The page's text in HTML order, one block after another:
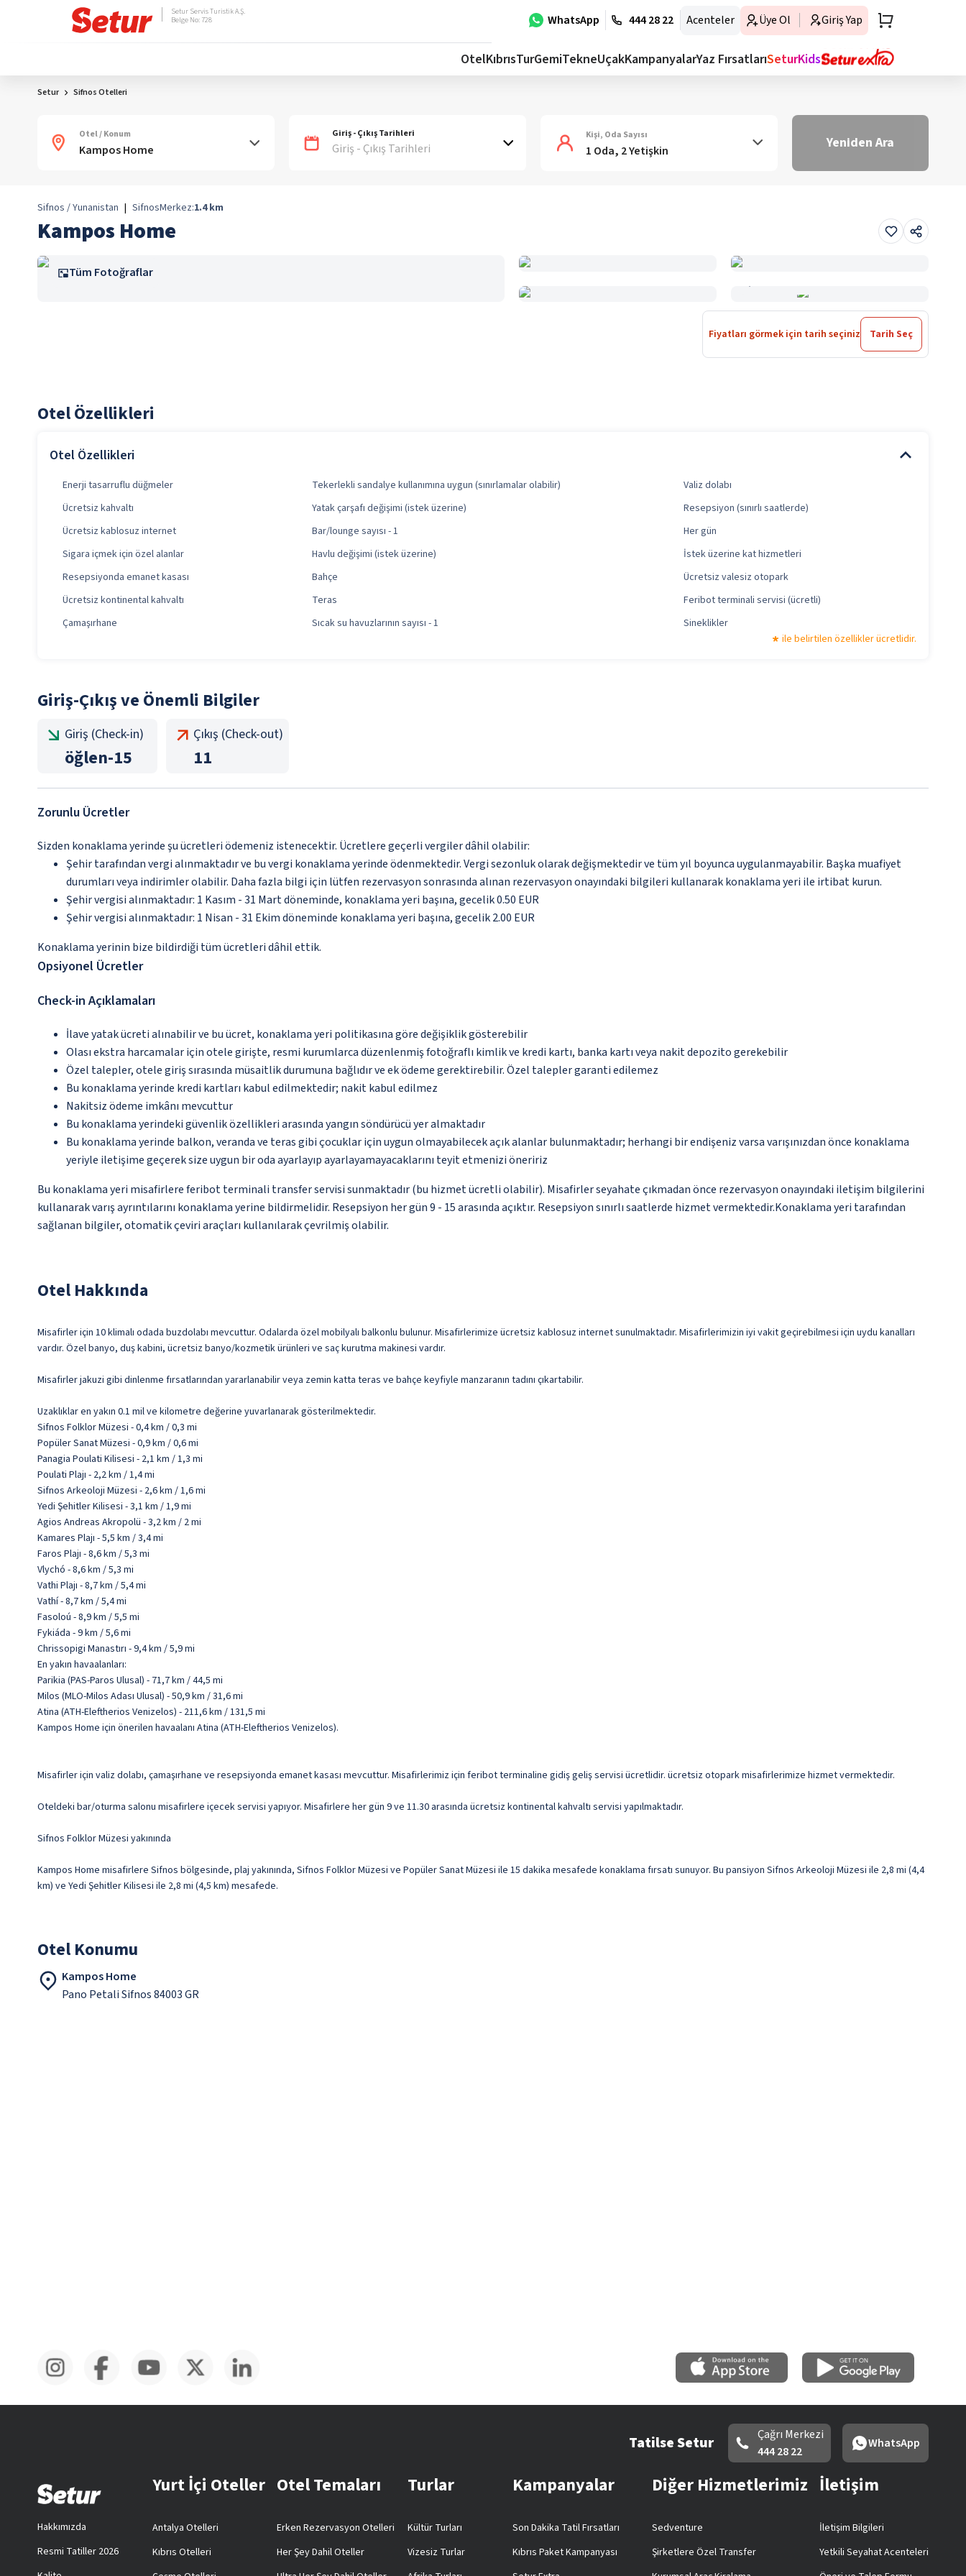
WhatsApp 444 28 22 Acenteler Üye Ol Giriş Yap
Setur Servis Turistik A.Ş.
Belge No: 728
OtelKıbrısTurGemiTekneUçakKampanyalarYaz FırsatlarıSeturKids
Setur Sifnos Otelleri
Otel / Konum Giriş - Çıkış Tarihleri
Giriş - Çıkış Tarihleri
Kişi, Oda Sayısı
1 Oda, 2 Yetişkin Yeniden Ara
Sifnos / Yunanistan | SifnosMerkez:1.4 km
Kampos Home
Tüm Fotoğraflar
Fiyatları görmek için tarih seçiniz Tarih Seç
Otel Özellikleri
Otel Özellikleri
Enerji tasarruflu düğmeler Tekerlekli sandalye kullanımına uygun (sınırlamalar olabilir)
Valiz dolabı
Ücretsiz kahvaltı
Yatak çarşafı değişimi (istek üzerine)
Resepsiyon (sınırlı saatlerde)
Ücretsiz kablosuz internet
Bar/lounge sayısı - 1
Her gün
Sigara içmek için özel alanlar
Havlu değişimi (istek üzerine)
İstek üzerine kat hizmetleri
Resepsiyonda emanet kasası
Bahçe
Ücretsiz valesiz otopark
Ücretsiz kontinental kahvaltı
Teras
Feribot terminali servisi (ücretli)
Çamaşırhane
Sıcak su havuzlarının sayısı - 1
Sineklikler
ile belirtilen özellikler ücretlidir.
Giriş-Çıkış ve Önemli Bilgiler
Giriş (Check-in)
öğlen-15
Çıkış (Check-out)
11
Zorunlu Ücretler
Sizden konaklama yerinde şu ücretleri ödemeniz istenecektir. Ücretlere geçerli vergiler dâhil olabilir:
Şehir tarafından vergi alınmaktadır ve bu vergi konaklama yerinde ödenmektedir. Vergi sezonluk olarak değişmektedir ve tüm yıl boyunca uygulanmayabilir. Başka muafiyet
durumları veya indirimler olabilir. Daha fazla bilgi için lütfen rezervasyon sonrasında alınan rezervasyon onayındaki bilgileri kullanarak konaklama yeri ile irtibat kurun.
Şehir vergisi alınmaktadır: 1 Kasım - 31 Mart döneminde, konaklama yeri başına, gecelik 0.50 EUR
Şehir vergisi alınmaktadır: 1 Nisan - 31 Ekim döneminde konaklama yeri başına, gecelik 2.00 EUR
Konaklama yerinin bize bildirdiği tüm ücretleri dâhil ettik.
Opsiyonel Ücretler
Check-in Açıklamaları
İlave yatak ücreti alınabilir ve bu ücret, konaklama yeri politikasına göre değişiklik gösterebilir
Olası ekstra harcamalar için otele girişte, resmi kurumlarca düzenlenmiş fotoğraflı kimlik ve kredi kartı, banka kartı veya nakit depozito gerekebilir
Özel talepler, otele giriş sırasında müsaitlik durumuna bağlıdır ve ek ödeme gerektirebilir. Özel talepler garanti edilemez
Bu konaklama yerinde kredi kartları kabul edilmektedir; nakit kabul edilmez
Nakitsiz ödeme imkânı mevcuttur
Bu konaklama yerindeki güvenlik özellikleri arasında yangın söndürücü yer almaktadır
Bu konaklama yerinde balkon, veranda ve teras gibi çocuklar için uygun olmayabilecek açık alanlar bulunmaktadır; herhangi bir endişeniz varsa varışınızdan önce konaklama
yeriyle iletişime geçerek size uygun bir oda ayarlayıp ayarlayamayacaklarını teyit etmenizi öneririz
Bu konaklama yeri misafirlere feribot terminali transfer servisi sunmaktadır (bu hizmet ücretli olabilir). Misafirler seyahate çıkmadan önce rezervasyon onayındaki iletişim bilgilerini
kullanarak varış ayrıntılarını konaklama yerine bildirmelidir. Resepsiyon her gün 9 - 15 arasında açıktır. Resepsiyon sınırlı saatlerde hizmet vermektedir.Konaklama yeri tarafından
sağlanan bilgiler, otomatik çeviri araçları kullanılarak çevrilmiş olabilir.
Otel Hakkında
Misafirler için 10 klimalı odada buzdolabı mevcuttur. Odalarda özel mobilyalı balkonlu bulunur. Misafirlerimize ücretsiz kablosuz internet sunulmaktadır. Misafirlerimizin iyi vakit geçirebilmesi için uydu kanalları
vardır. Özel banyo, duş kabini, ücretsiz banyo/kozmetik ürünleri ve saç kurutma makinesi vardır.
Misafirler jakuzi gibi dinlenme fırsatlarından yararlanabilir veya zemin katta teras ve bahçe keyfiyle manzaranın tadını çıkartabilir.
Uzaklıklar en yakın 0.1 mil ve kilometre değerine yuvarlanarak gösterilmektedir.
Sifnos Folklor Müzesi - 0,4 km / 0,3 mi
Popüler Sanat Müzesi - 0,9 km / 0,6 mi
Panagia Poulati Kilisesi - 2,1 km / 1,3 mi
Poulati Plajı - 2,2 km / 1,4 mi
Sifnos Arkeoloji Müzesi - 2,6 km / 1,6 mi
Yedi Şehitler Kilisesi - 3,1 km / 1,9 mi
Agios Andreas Akropolü - 3,2 km / 2 mi
Kamares Plajı - 5,5 km / 3,4 mi
Faros Plajı - 8,6 km / 5,3 mi
Vlychó - 8,6 km / 5,3 mi
Vathi Plajı - 8,7 km / 5,4 mi
Vathí - 8,7 km / 5,4 mi
Fasoloú - 8,9 km / 5,5 mi
Fykiáda - 9 km / 5,6 mi
Chrissopigi Manastırı - 9,4 km / 5,9 mi
En yakın havaalanları:
Parikia (PAS-Paros Ulusal) - 71,7 km / 44,5 mi
Milos (MLO-Milos Adası Ulusal) - 50,9 km / 31,6 mi
Atina (ATH-Eleftherios Venizelos) - 211,6 km / 131,5 mi
Kampos Home için önerilen havaalanı Atina (ATH-Eleftherios Venizelos).
Misafirler için valiz dolabı, çamaşırhane ve resepsiyonda emanet kasası mevcuttur. Misafirlerimiz için feribot terminaline gidiş geliş servisi ücretlidir. ücretsiz otopark misafirlerimize hizmet vermektedir.
Oteldeki bar/oturma salonu misafirlere içecek servisi yapıyor. Misafirlere her gün 9 ve 11.30 arasında ücretsiz kontinental kahvaltı servisi yapılmaktadır.
Sifnos Folklor Müzesi yakınında
Kampos Home misafirlere Sifnos bölgesinde, plaj yakınında, Sifnos Folklor Müzesi ve Popüler Sanat Müzesi ile 15 dakika mesafede konaklama fırsatı sunuyor. Bu pansiyon Sifnos Arkeoloji Müzesi ile 2,8 mi (4,4
km) ve Yedi Şehitler Kilisesi ile 2,8 mi (4,5 km) mesafede.
Otel Konumu
Kampos Home
Pano Petali Sifnos 84003 GR
Tatilse Setur
Çağrı Merkezi
444 28 22
WhatsApp
Hakkımızda
Resmi Tatiller 2026
Yurt İçi Oteller
Antalya Otelleri
Kıbrıs Otelleri
Otel Temaları
Erken Rezervasyon Otelleri
Her Şey Dahil Oteller
Turlar
Kültür Turları
Vizesiz Turlar
Kampanyalar
Son Dakika Tatil Fırsatları
Kıbrıs Paket Kampanyası
Diğer Hizmetlerimiz
Sedventure
Şirketlere Özel Transfer
İletişim
İletişim Bilgileri
Yetkili Seyahat Acenteleri